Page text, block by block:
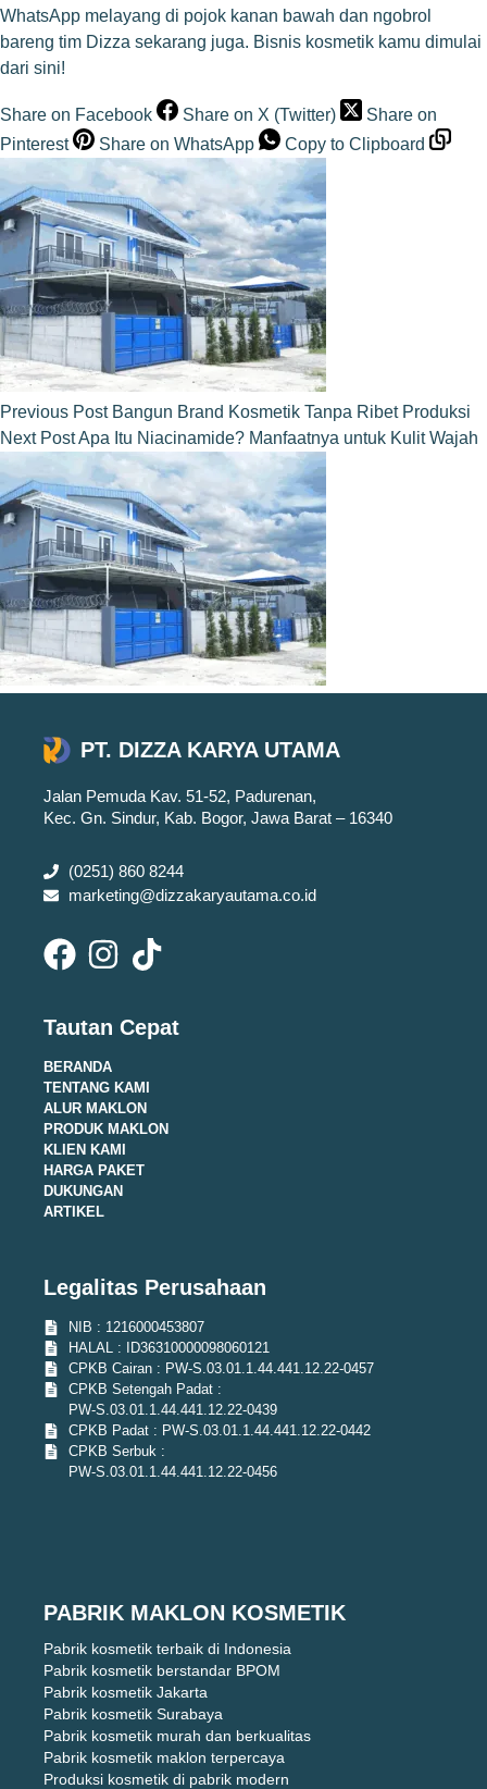
WhatsApp melayang di pojok kanan bawah dan ngobrol
bareng tim Dizza sekarang juga. Bisnis kosmetik kamu dimulai
dari sini!
Share on Facebook Share on X (Twitter)
Share on
Pinterest
Share on WhatsApp Copy to Clipboard
Previous Post Bangun Brand Kosmetik Tanpa Ribet Produksi
Next PostApa Itu Niacinamide? Manfaatnya untuk Kulit Wajah
PT. DIZZA KARYA UTAMA
Jalan Pemuda Kav. 51-52, Padurenan,
Kec. Gn. Sindur, Kab. Bogor, Jawa Barat – 16340
(0251) 860 8244
marketing@dizzakaryautama.co.id
Tautan Cepat
BERANDA
TENTANG KAMI
ALUR MAKLON
PRODUK MAKLON
KLIEN KAMI
HARGA PAKET
DUKUNGAN
ARTIKEL
Legalitas Perusahaan
NIB : 1216000453807
HALAL : ID36310000098060121
CPKB Cairan : PW-S.03.01.1.44.441.12.22-0457
CPKB Setengah Padat :
PW-S.03.01.1.44.441.12.22-0439
CPKB Padat : PW-S.03.01.1.44.441.12.22-0442
CPKB Serbuk :
PW-S.03.01.1.44.441.12.22-0456
PABRIK MAKLON KOSMETIK
Pabrik kosmetik terbaik di Indonesia
Pabrik kosmetik berstandar BPOM
Pabrik kosmetik Jakarta
Pabrik kosmetik Surabaya
Pabrik kosmetik murah dan berkualitas
Pabrik kosmetik maklon terpercaya
Produksi kosmetik di pabrik modern